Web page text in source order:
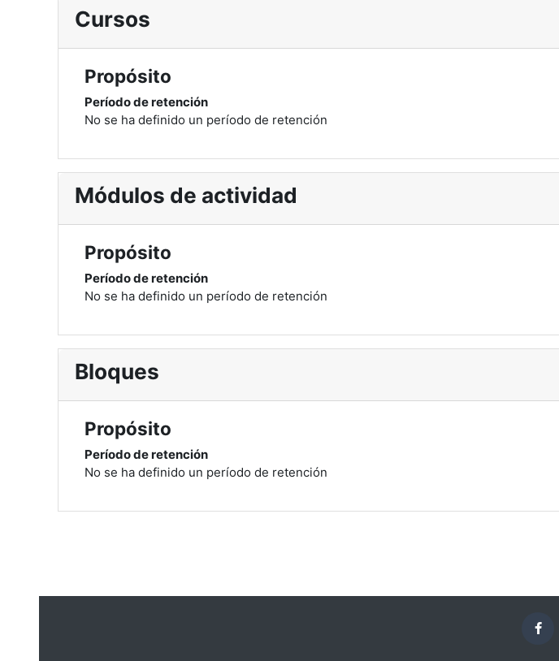
Cursos
Propósito
Período de retención
No se ha definido un período de retención
Módulos de actividad
Propósito
Período de retención
No se ha definido un período de retención
Bloques
Propósito
Período de retención
No se ha definido un período de retención